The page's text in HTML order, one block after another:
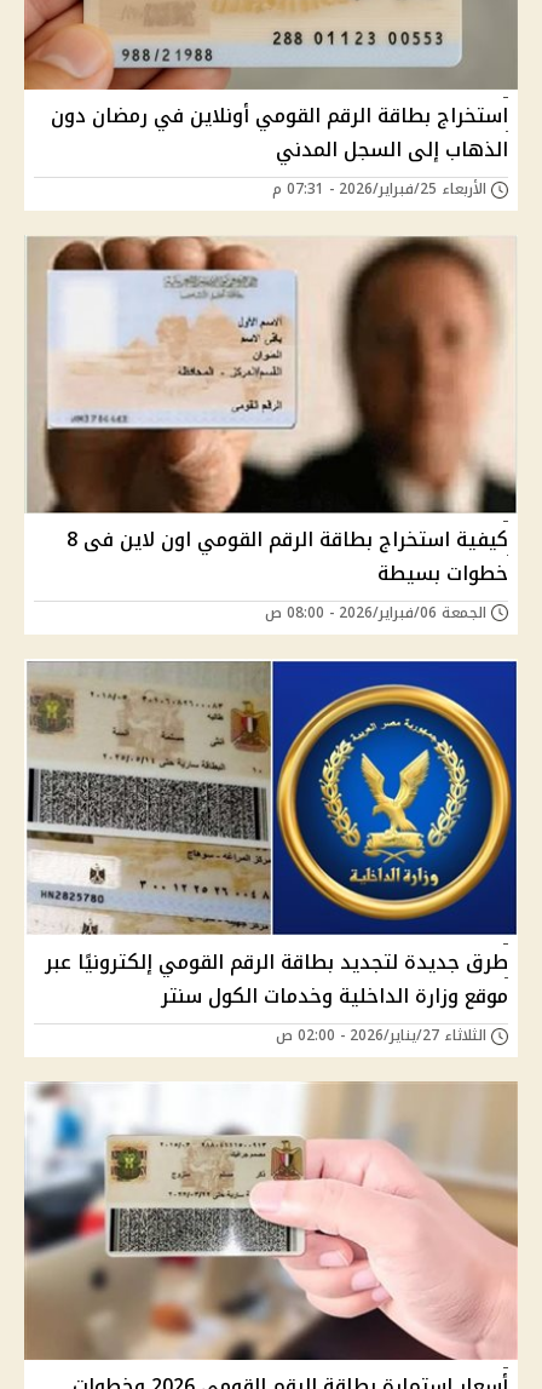
استخراج بطاقة الرقم القومي أونلاين في رمضان دون
الذهاب إلى السجل المدني
الأربعاء 25/فبراير/2026 - 07:31 م
كيفية استخراج بطاقة الرقم القومي اون لاين فى 8
خطوات بسيطة
الجمعة 06/فبراير/2026 - 08:00 ص
طرق جديدة لتجديد بطاقة الرقم القومي إلكترونيًا عبر
موقع وزارة الداخلية وخدمات الكول سنتر
الثلاثاء 27/يناير/2026 - 02:00 ص